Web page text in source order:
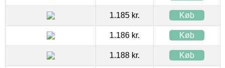
1.185 kr. Køb
1.186 kr. Køb
1.188 kr. Køb